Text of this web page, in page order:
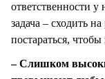
ответственности
задача – сходить
постараться,
– Слишком